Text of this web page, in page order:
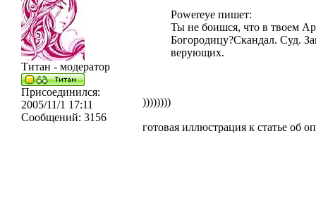
Титан - модератор
Присоединился:
2005/11/1 17:11
Сообщений: 3156
Powereye пишет:
Ты не боишся, что в твоем
Богородицу?Скандал. Суд.
верующих.
))))))))
готовая иллюстрация к статье об